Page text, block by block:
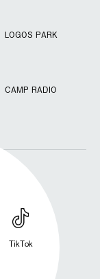
LOGOS PARK
CAMP RADIO
TikTok